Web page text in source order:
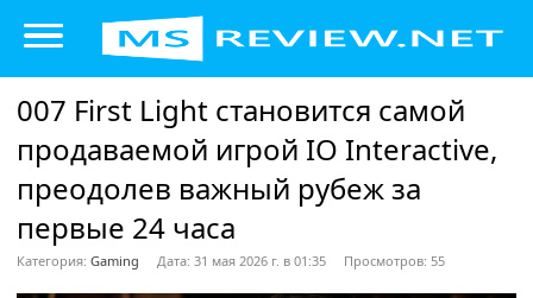
007 First Light становится самой
продаваемой игрой IO Interactive,
преодолев важный рубеж за
первые 24 часа
Категория: Gaming Дата: 31 мая 2026 г. в 01:35 Просмотров: 55